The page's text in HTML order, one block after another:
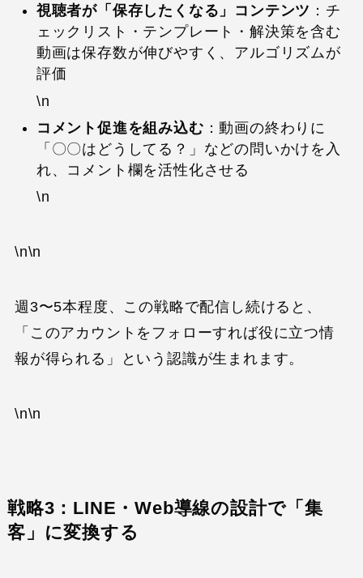
視聴者が「保存したくなる」コンテンツ ：チ
ェックリスト・テンプレート・解決策を含む
動画は保存数が伸びやすく、アルゴリズムが
評価
\n
コメント促進を組み込む ：動画の終わりに
「〇〇はどうしてる？」などの問いかけを入
れ、コメント欄を活性化させる
\n
\n\n
週3〜5本程度、この戦略で配信し続けると、
「このアカウントをフォローすれば役に立つ情
報が得られる」という認識が生まれます。
\n\n
戦略3：LINE・Web導線の設計で「集
客」に変換する